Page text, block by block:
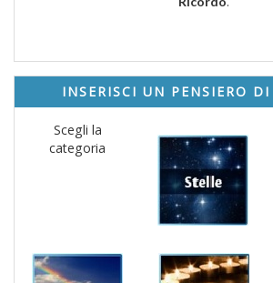
INSERISCI UN PENSIERO DI
Scegli la
categoria